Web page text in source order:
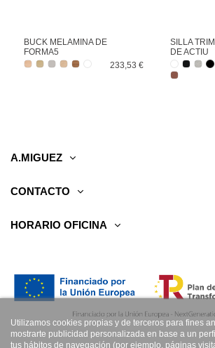
BUCK MELAMINA DE
FORMA5
233,53 €
SILLA
DE ACTIU
A.MIGUEZ
CONTACTO
HORARIO OFICINA
Utilizamos cookies propias y de terceros para fines
mostrarte publicidad personalizada en base a un
tus hábitos de navegación (por ejemplo, páginas